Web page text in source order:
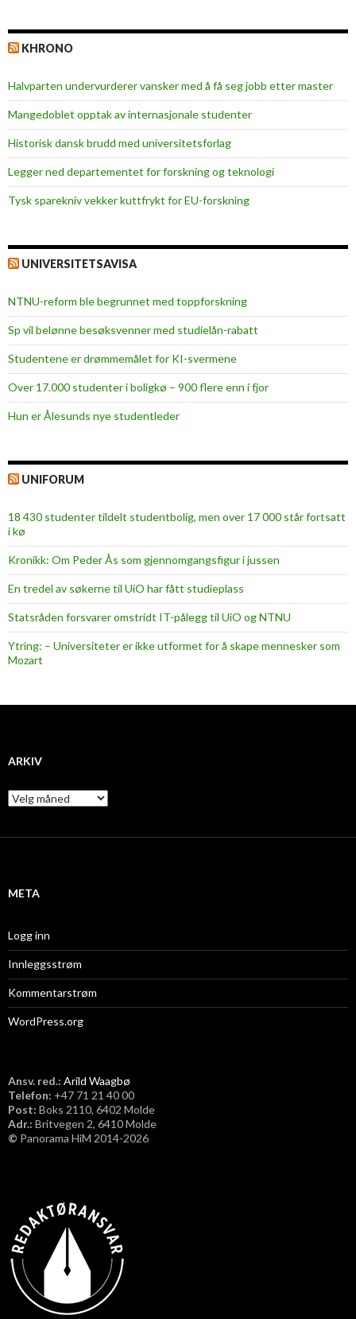
KHRONO
Halvparten undervurderer vansker med å få seg jobb etter master
Mangedoblet opptak av internasjonale studenter
Historisk dansk brudd med universitetsforlag
Legger ned departementet for forskning og teknologi
Tysk sparekniv vekker kuttfrykt for EU-forskning
UNIVERSITETSAVISA
NTNU-reform ble begrunnet med toppforskning
Sp vil belønne besøksvenner med studielån-rabatt
Studentene er drømmemålet for KI-svermene
Over 17.000 studenter i boligkø – 900 flere enn i fjor
Hun er Ålesunds nye studentleder
UNIFORUM
18 430 studenter tildelt studentbolig, men over 17 000 står fortsatt
i kø
Kronikk: Om Peder Ås som gjennomgangsfigur i jussen
En tredel av søkerne til UiO har fått studieplass
Statsråden forsvarer omstridt IT-pålegg til UiO og NTNU
Ytring: – Universiteter er ikke utformet for å skape mennesker som
Mozart
ARKIV
A
r
i
META
Logg inn
Innleggsstrøm
Kommentarstrøm
WordPress.org
Ansv. red.: Arild Waagbø
Telefon: ​+47 71 21 40 00
Post: Boks 2110, 6402 Molde
Adr.: Britvegen 2, 6410 Molde
© Panorama HiM 2014-2026